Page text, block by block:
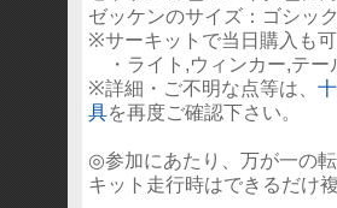
ゼッケンのサイズ：ゴシッ
※サーキットで当日購入も
・ライト,ウィンカー,テ
※詳細・ご不明な点等は、
具を再度ご確認下さい。
◎参加にあたり、万が一の
キット走行時はできるだけ